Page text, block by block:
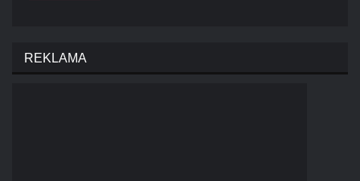
REKLAMA